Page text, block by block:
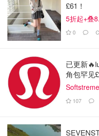
分钟左右，加入切成小块
到下图的面团
£61！
5折起+叠
0
已更新
角包罕见
107